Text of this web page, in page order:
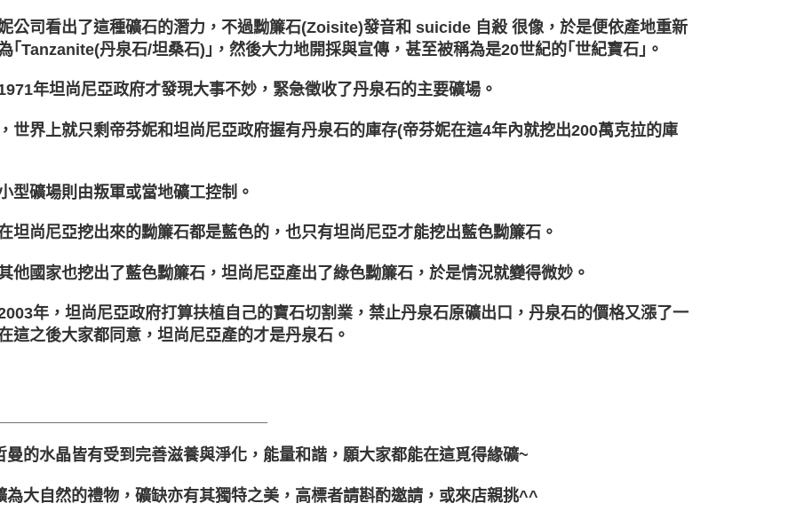
公司看出了這種礦石的潛力，不過黝簾石(Zoisite)發音和 suicide 自殺 很像，於是便依產地重新
｢Tanzanite(丹泉石/坦桑石)｣，然後大力地開採與宣傳，甚至被稱為是20世紀的｢世紀寶石｣。
年坦尚尼亞政府才發現大事不妙，緊急徵收了丹泉石的主要礦場。
世界上就只剩帝芬妮和坦尚尼亞政府握有丹泉石的庫存(帝芬妮在這4年內就挖出200萬克拉的庫
型礦場則由叛軍或當地礦工控制。
坦尚尼亞挖出來的黝簾石都是藍色的，也只有坦尚尼亞才能挖出藍色黝簾石。
他國家也挖出了藍色黝簾石，坦尚尼亞產出了綠色黝簾石，於是情況就變得微妙。
年，坦尚尼亞政府打算扶植自己的寶石切割業，禁止丹泉石原礦出口，丹泉石的價格又漲了一
這之後大家都同意，坦尚尼亞產的才是丹泉石。
曼的水晶皆有受到完善滋養與淨化，能量和諧，願大家都能在這覓得緣礦~
為大自然的禮物，礦缺亦有其獨特之美，高標者請斟酌邀請，或來店親挑^^